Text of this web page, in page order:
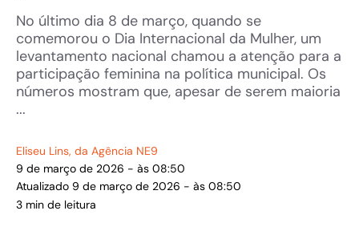
No último dia 8 de março, quando se
comemorou o Dia Internacional da Mulher, um
levantamento nacional chamou a atenção para a
participação feminina na política municipal. Os
números mostram que, apesar de serem maioria
...
Eliseu Lins, da Agência NE9
9 de março de 2026 - às 08:50
Atualizado 9 de março de 2026 - às 08:50
3 min de leitura